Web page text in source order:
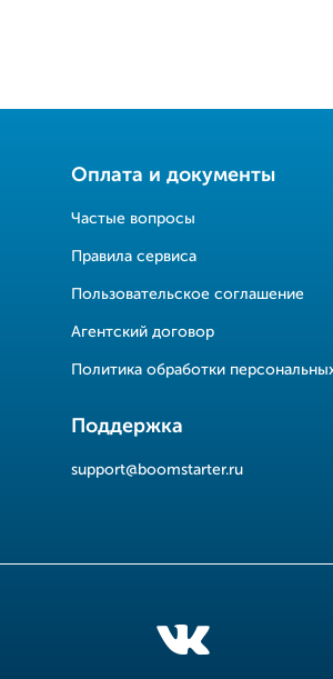
Оплата и документы
Частые вопросы
Правила сервиса
Пользовательское соглашение
Агентский договор
Политика обработки
Поддержка
support@boomstarter.ru